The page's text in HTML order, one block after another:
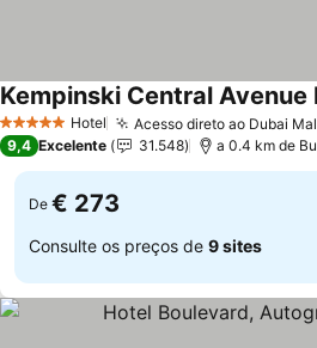
5 Estrelas Hotel Acesso direto ao Dubai
Kempinski Central Avenue
9,4 Excelente 31.548 a 0.4 km de
De € 273
Consulte os preços de 9 sites